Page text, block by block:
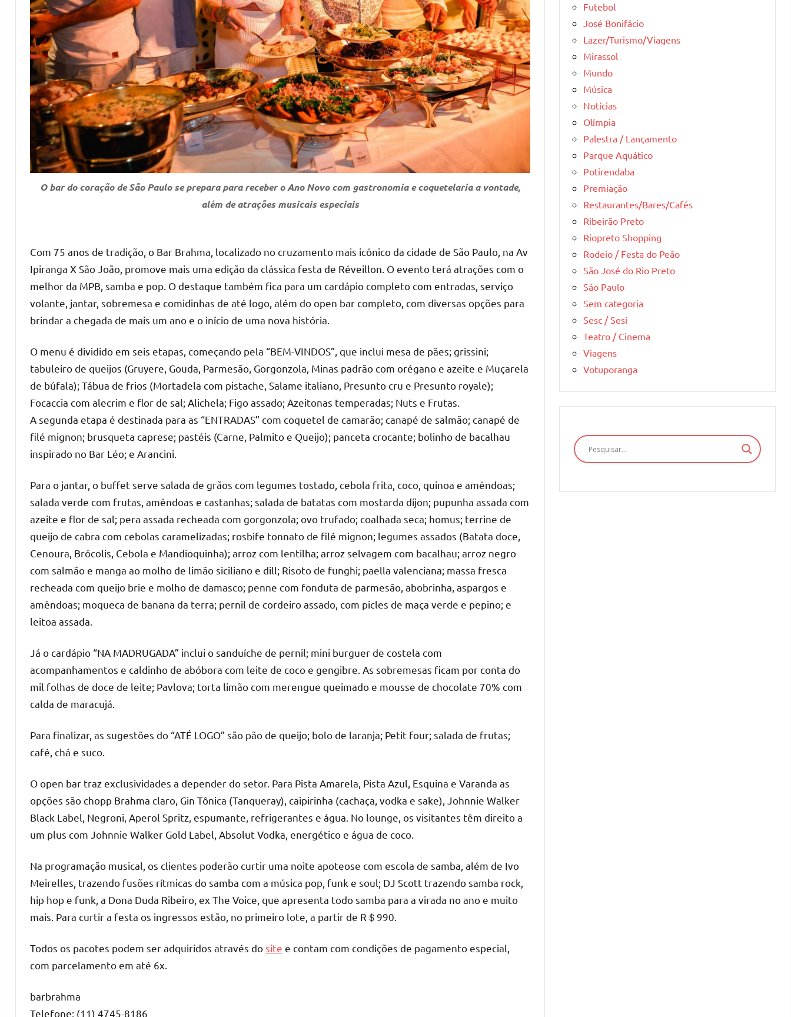
O bar do coração de São Paulo se prepara para receber o Ano Novo com gastronomia e coquetelaria a vontade,
além de atrações musicais especiais
Com 75 anos de tradição, o Bar Brahma, localizado no cruzamento mais icônico da cidade de São Paulo, na Av
Ipiranga X São João, promove mais uma edição da clássica festa de Réveillon. O evento terá atrações com o
melhor da MPB, samba e pop. O destaque também fica para um cardápio completo com entradas, serviço
volante, jantar, sobremesa e comidinhas de até logo, além do open bar completo, com diversas opções para
brindar a chegada de mais um ano e o início de uma nova história.
O menu é dividido em seis etapas, começando pela “BEM-VINDOS”, que inclui mesa de pães; grissini;
tabuleiro de queijos (Gruyere, Gouda, Parmesão, Gorgonzola, Minas padrão com orégano e azeite e Muçarela
de búfala); Tábua de frios (Mortadela com pistache, Salame italiano, Presunto cru e Presunto royale);
Focaccia com alecrim e flor de sal; Alichela; Figo assado; Azeitonas temperadas; Nuts e Frutas.
A segunda etapa é destinada para as “ENTRADAS” com coquetel de camarão; canapé de salmão; canapé de
filé mignon; brusqueta caprese; pastéis (Carne, Palmito e Queijo); panceta crocante; bolinho de bacalhau
inspirado no Bar Léo; e Arancini.
Para o jantar, o buffet serve salada de grãos com legumes tostado, cebola frita, coco, quinoa e amêndoas;
salada verde com frutas, amêndoas e castanhas; salada de batatas com mostarda dijon; pupunha assada com
azeite e flor de sal; pera assada recheada com gorgonzola; ovo trufado; coalhada seca; homus; terrine de
queijo de cabra com cebolas caramelizadas; rosbife tonnato de filé mignon; legumes assados (Batata doce,
Cenoura, Brócolis, Cebola e Mandioquinha); arroz com lentilha; arroz selvagem com bacalhau; arroz negro
com salmão e manga ao molho de limão siciliano e dill; Risoto de funghi; paella valenciana; massa fresca
recheada com queijo brie e molho de damasco; penne com fonduta de parmesão, abobrinha, aspargos e
amêndoas; moqueca de banana da terra; pernil de cordeiro assado, com picles de maça verde e pepino; e
leitoa assada.
Já o cardápio “NA MADRUGADA” inclui o sanduíche de pernil; mini burguer de costela com
acompanhamentos e caldinho de abóbora com leite de coco e gengibre. As sobremesas ficam por conta do
mil folhas de doce de leite; Pavlova; torta limão com merengue queimado e mousse de chocolate 70% com
calda de maracujá.
Para finalizar, as sugestões do “ATÉ LOGO” são pão de queijo; bolo de laranja; Petit four; salada de frutas;
café, chá e suco.
O open bar traz exclusividades a depender do setor. Para Pista Amarela, Pista Azul, Esquina e Varanda as
opções são chopp Brahma claro, Gin Tônica (Tanqueray), caipirinha (cachaça, vodka e sake), Johnnie Walker
Black Label, Negroni, Aperol Spritz, espumante, refrigerantes e água. No lounge, os visitantes têm direito a
um plus com Johnnie Walker Gold Label, Absolut Vodka, energético e água de coco.
Na programação musical, os clientes poderão curtir uma noite apoteose com escola de samba, além de Ivo
Meirelles, trazendo fusões rítmicas do samba com a música pop, funk e soul; DJ Scott trazendo samba rock,
hip hop e funk, a Dona Duda Ribeiro, ex The Voice, que apresenta todo samba para a virada no ano e muito
mais. Para curtir a festa os ingressos estão, no primeiro lote, a partir de R＄990.
Todos os pacotes podem ser adquiridos através do site e contam com condições de pagamento especial,
com parcelamento em até 6x.
barbrahma
Telefone: (11) 4745-8186
Futebol
José Bonifácio
Lazer/Turismo/Viagens
Mirassol
Mundo
Música
Notícias
Olímpia
Palestra / Lançamento
Parque Aquático
Potirendaba
Premiação
Restaurantes/Bares/Cafés
Ribeirão Preto
Riopreto Shopping
Rodeio / Festa do Peão
São José do Rio Preto
São Paulo
Sem categoria
Sesc / Sesi
Teatro / Cinema
Viagens
Votuporanga